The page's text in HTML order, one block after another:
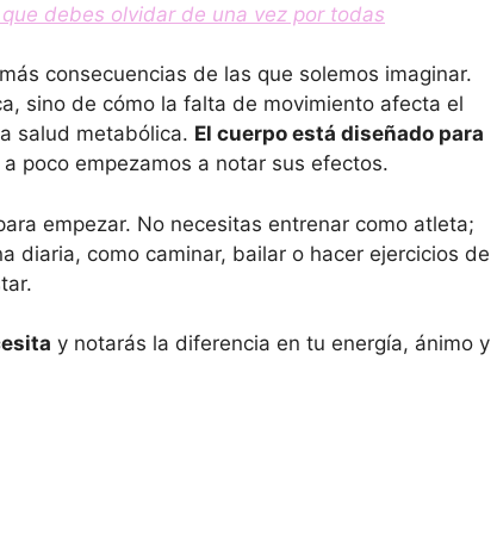
debes olvidar de una vez por todas
consecuencias de las que solemos imaginar.
sino de cómo la falta de movimiento afecta el
salud metabólica. El cuerpo está diseñado para
poco empezamos a notar sus efectos.
empezar. No necesitas entrenar como atleta;
diaria, como caminar, bailar o hacer ejercicios de
y notarás la diferencia en tu energía, ánimo y